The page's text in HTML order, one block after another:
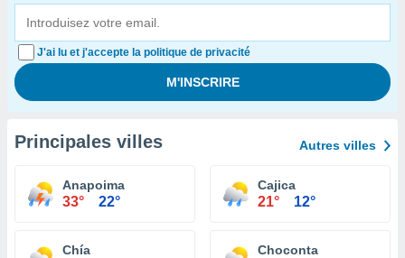
J'ai lu et j'accepte la politique de privacité
Principales villes Autres villes
Anapoima
33° 22°
Cajica
21° 12°
Chía Choconta